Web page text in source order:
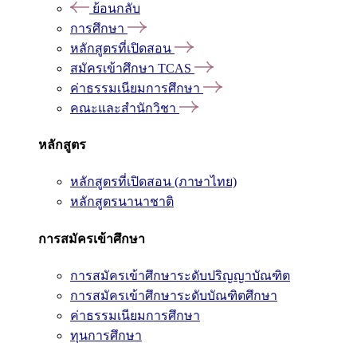
ย้อนกลับ
การศึกษา
หลักสูตรที่เปิดสอน
สมัครเข้าศึกษา TCAS
ค่าธรรมเนียมการศึกษา
คณะและสำนักวิชา
หลักสูตร
หลักสูตรที่เปิดสอน (ภาษาไทย)
หลักสูตรนานาชาติ
การสมัครเข้าศึกษา
การสมัครเข้าศึกษาระดับปริญญาบัณฑิต
การสมัครเข้าศึกษาระดับบัณฑิตศึกษา
ค่าธรรมเนียมการศึกษา
ทุนการศึกษา